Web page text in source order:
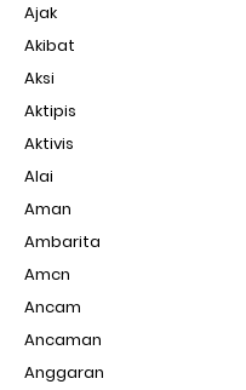
Ajak
Akibat
Aksi
Aktipis
Aktivis
Alai
Aman
Ambarita
Amcn
Ancam
Ancaman
Anggaran